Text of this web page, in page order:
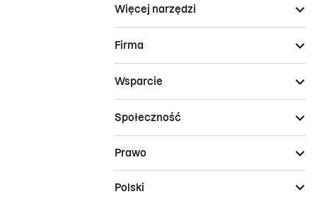
Więcej narzędzi
Firma
Wsparcie
Społeczność
Prawo
Polski